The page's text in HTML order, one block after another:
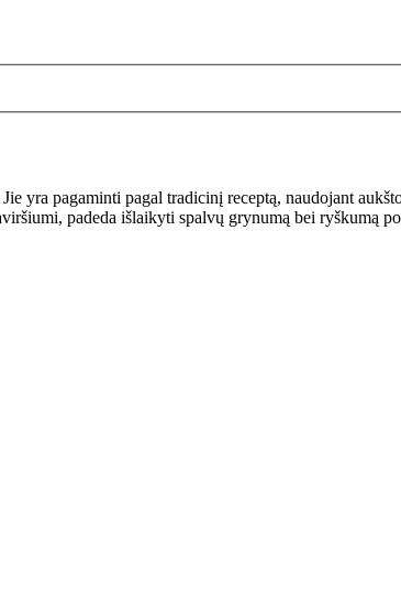
yra pagaminti pagal tradicinį receptą, naudojant
padeda išlaikyti spalvų grynumą bei ryškumą